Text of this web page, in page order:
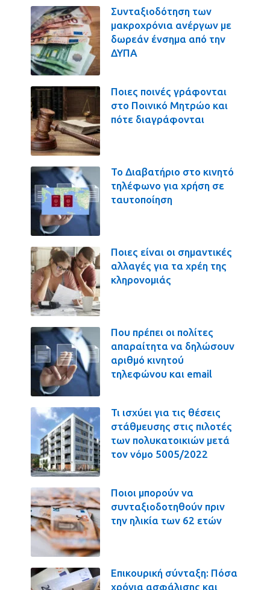
Συνταξιοδότηση των
μακροχρόνια ανέργων με
δωρεάν ένσημα από την
ΔΥΠΑ
Ποιες ποινές γράφονται
στο Ποινικό Μητρώο και
πότε διαγράφονται
Το Διαβατήριο στο κινητό
τηλέφωνο για χρήση σε
ταυτοποίηση
Ποιες είναι οι σημαντικές
αλλαγές για τα χρέη της
κληρονομιάς
Που πρέπει οι πολίτες
απαραίτητα να δηλώσουν
αριθμό κινητού
τηλεφώνου και email
Τι ισχύει για τις θέσεις
στάθμευσης στις πιλοτές
των πολυκατοικιών μετά
τον νόμο 5005/2022
Ποιοι μπορούν να
συνταξιοδοτηθούν πριν
την ηλικία των 62 ετών
Επικουρική σύνταξη: Πόσα
χρόνια ασφάλισης και